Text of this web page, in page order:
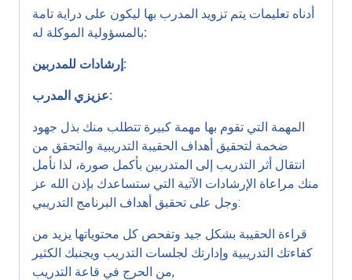
أدناه تعليمات يتم تزويد المدرب بها ليكون على دراية تامة
بالمسؤولية الموكلة له:
إرشادات للمدربين:
عزيزي المدرب:
المهمة التي تقوم بها مهمة كبيرة تتطلب منك بذل جهود
ضخمة لتحقيق أهداف الحقيبة التدريبية والتحقق من
انتقال أثر التدريب إلى المتدربين بأكمل صورة، لذا نأمل
منك مراعاة الإرشادات الآتية التي ستساعدك بإذن الله عز
وجل على تحقيق أهداف البرنامج التدريبي:
قراءة الحقيبة بشكل جيد وتفحص كل محتوياتها يزيد من
كفاءتك التدريبية وإدارتك لجلسات التدريب ويجنبك الكثير
من الحرج في قاعة التدريب,